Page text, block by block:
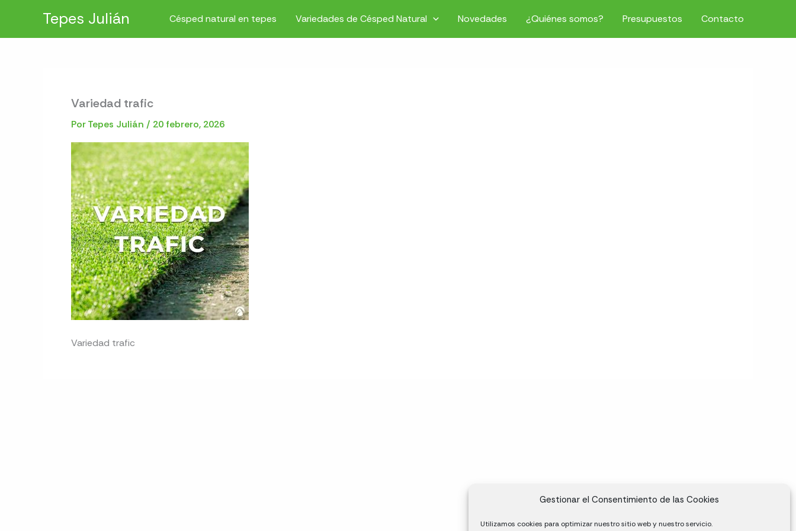
Gestionar el Consentimiento de las Cookies
Utilizamos cookies para optimizar nuestro sitio web y nuestro servicio.
contenido
Tepes Julián Césped natural en tepes Variedades de Césped Natural Novedades ¿Quiénes somos? Presupuestos Contacto
Variedad trafic
PorTepes Julián / 20 febrero, 2026
Variedad trafic